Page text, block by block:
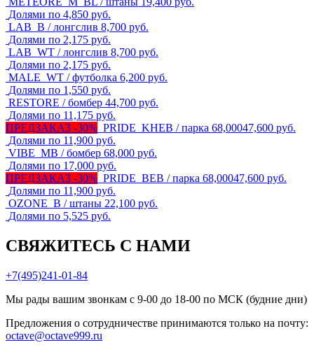
Долями по 4,850 руб.
LAB_B / лонгслив 8,700 руб.
Долями по 2,175 руб.
LAB_WT / лонгслив 8,700 руб.
Долями по 2,175 руб.
MALE_WT / футболка 6,200 руб.
Долями по 1,550 руб.
RESTORE / бомбер 44,700 руб.
Долями по 11,175 руб.
ПРЕДЗАКАЗ -30% PRIDE_KHEB / парка 68,00047,600 руб.
Долями по 11,900 руб.
VIBE_MB / бомбер 68,000 руб.
Долями по 17,000 руб.
ПРЕДЗАКАЗ -30% PRIDE_BEB / парка 68,00047,600 руб.
Долями по 11,900 руб.
OZONE_B / штаны 22,100 руб.
Долями по 5,525 руб.
СВЯЖИТЕСЬ С НАМИ
+7(495)241-01-84
Мы рады вашим звонкам с 9-00 до 18-00 по МСК (будние дни)
Предложения о сотрудничестве принимаются только на почту:
octave@octave999.ru